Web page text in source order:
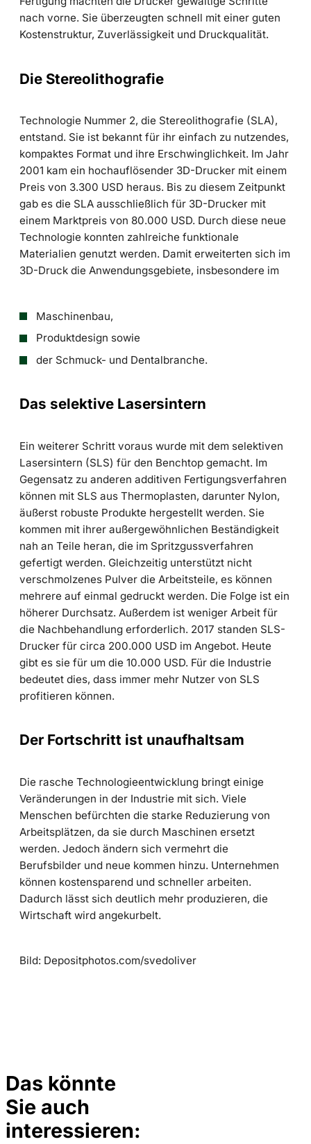
nach vorne. Sie überzeugten schnell mit einer guten
Kostenstruktur, Zuverlässigkeit und Druckqualität.
Die Stereolithografie
Technologie Nummer 2, die Stereolithografie (SLA),
entstand. Sie ist bekannt für ihr einfach zu nutzendes,
kompaktes Format und ihre Erschwinglichkeit. Im Jahr
2001 kam ein hochauflösender 3D-Drucker mit einem
Preis von 3.300 USD heraus. Bis zu diesem Zeitpunkt
gab es die SLA ausschließlich für 3D-Drucker mit
einem Marktpreis von 80.000 USD. Durch diese neue
Technologie konnten zahlreiche funktionale
Materialien genutzt werden. Damit erweiterten sich im
3D-Druck die Anwendungsgebiete, insbesondere im
Maschinenbau,
Produktdesign sowie
der Schmuck- und Dentalbranche.
Das selektive Lasersintern
Ein weiterer Schritt voraus wurde mit dem selektiven
Lasersintern (SLS) für den Benchtop gemacht. Im
Gegensatz zu anderen additiven Fertigungsverfahren
können mit SLS aus Thermoplasten, darunter Nylon,
äußerst robuste Produkte hergestellt werden. Sie
kommen mit ihrer außergewöhnlichen Beständigkeit
nah an Teile heran, die im Spritzgussverfahren
gefertigt werden. Gleichzeitig unterstützt nicht
verschmolzenes Pulver die Arbeitsteile, es können
mehrere auf einmal gedruckt werden. Die Folge ist ein
höherer Durchsatz. Außerdem ist weniger Arbeit für
die Nachbehandlung erforderlich. 2017 standen SLS-
Drucker für circa 200.000 USD im Angebot. Heute
gibt es sie für um die 10.000 USD. Für die Industrie
bedeutet dies, dass immer mehr Nutzer von SLS
profitieren können.
Der Fortschritt ist unaufhaltsam
Die rasche Technologieentwicklung bringt einige
Veränderungen in der Industrie mit sich. Viele
Menschen befürchten die starke Reduzierung von
Arbeitsplätzen, da sie durch Maschinen ersetzt
werden. Jedoch ändern sich vermehrt die
Berufsbilder und neue kommen hinzu. Unternehmen
können kostensparend und schneller arbeiten.
Dadurch lässt sich deutlich mehr produzieren, die
Wirtschaft wird angekurbelt.
Bild: Depositphotos.com/svedoliver
Das könnte
Sie auch
interessieren: